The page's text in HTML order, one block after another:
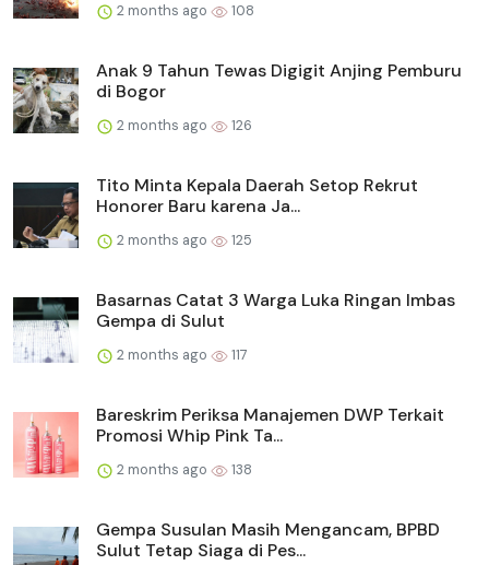
2 months ago 108
Anak 9 Tahun Tewas Digigit Anjing Pemburu
di Bogor
2 months ago 126
Tito Minta Kepala Daerah Setop Rekrut
Honorer Baru karena Ja...
2 months ago 125
Basarnas Catat 3 Warga Luka Ringan Imbas
Gempa di Sulut
2 months ago 117
Bareskrim Periksa Manajemen DWP Terkait
Promosi Whip Pink Ta...
2 months ago 138
Gempa Susulan Masih Mengancam, BPBD
Sulut Tetap Siaga di Pes...